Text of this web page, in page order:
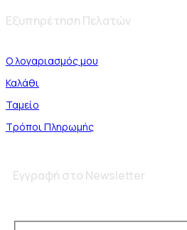
Εξυπηρέτηση Πελατών
Ο λογαριασμός μου
Καλάθι
Ταμείο
Τρόποι Πληρωμής
Εγγραφή στο Newsletter